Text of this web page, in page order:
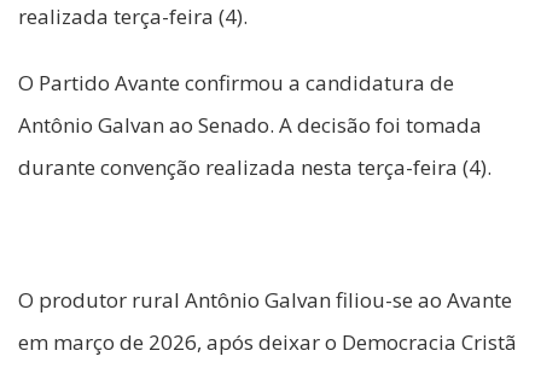
realizada terça-feira (4).
O Partido Avante confirmou a candidatura de
Antônio Galvan ao Senado. A decisão foi tomada
durante convenção realizada nesta terça-feira (4).
O produtor rural Antônio Galvan filiou-se ao Avante
em março de 2026, após deixar o Democracia Cristã